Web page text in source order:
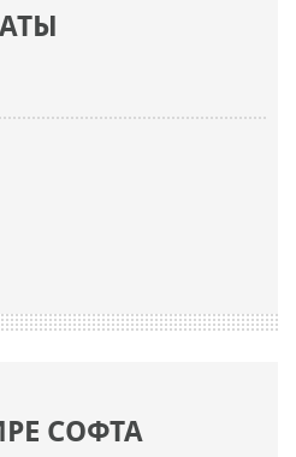
СОФТА